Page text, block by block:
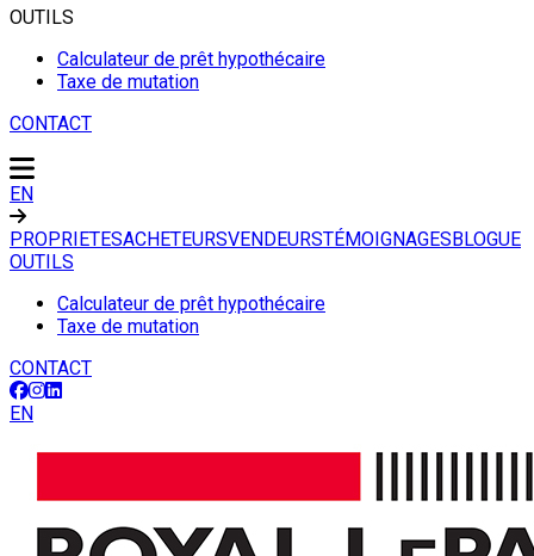
OUTILS
Calculateur de prêt hypothécaire
Taxe de mutation
CONTACT
EN
PROPRIETESACHETEURSVENDEURSTÉMOIGNAGESBLOGUE
OUTILS
Calculateur de prêt hypothécaire
Taxe de mutation
CONTACT
EN